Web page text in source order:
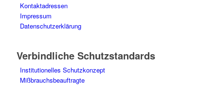
Kontaktadressen
Impressum
Datenschutzerklärung
Verbindliche Schutzstandards
Institutionelles Schutzkonzept
Mißbrauchsbeauftragte